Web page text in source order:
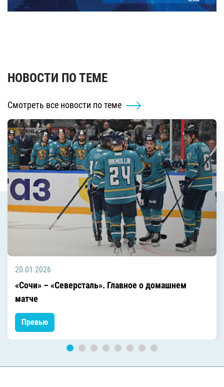
НОВОСТИ ПО ТЕМЕ
Смотреть все новости по теме
20.01.2026
«Сочи» – «Северсталь». Главное о домашнем
матче
Превью